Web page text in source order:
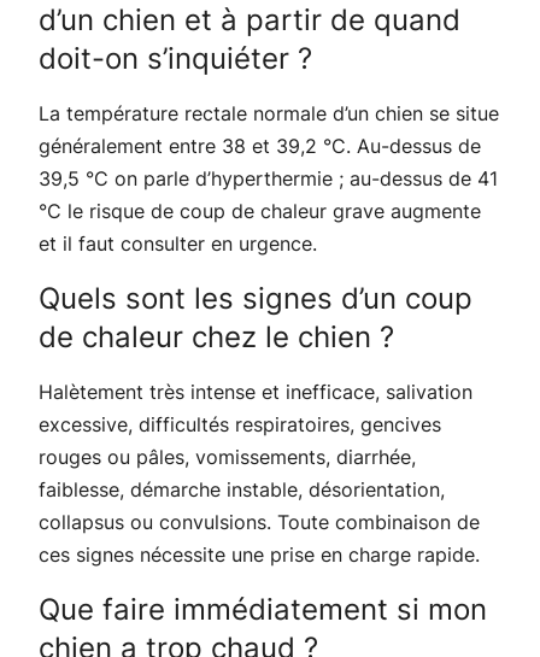
d’un chien et à partir de quand
doit-on s’inquiéter ?
La température rectale normale d’un chien se situe
généralement entre 38 et 39,2 °C. Au-dessus de
39,5 °C on parle d’hyperthermie ; au-dessus de 41
°C le risque de coup de chaleur grave augmente
et il faut consulter en urgence.
Quels sont les signes d’un coup
de chaleur chez le chien ?
Halètement très intense et inefficace, salivation
excessive, difficultés respiratoires, gencives
rouges ou pâles, vomissements, diarrhée,
faiblesse, démarche instable, désorientation,
collapsus ou convulsions. Toute combinaison de
ces signes nécessite une prise en charge rapide.
Que faire immédiatement si mon
chien a trop chaud ?